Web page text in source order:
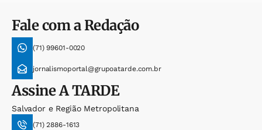
Fale com a Redação
(71) 99601-0020
jornalismoportal@grupoatarde.com.br
AssineA TARDE
Salvador e Região Metropolitana
(71) 2886-1613